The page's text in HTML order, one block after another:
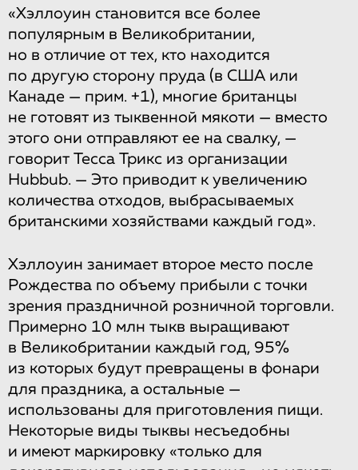
«Хэллоуин становится все более
популярным в Великобритании,
но в отличие от тех, кто находится
по другую сторону пруда (в США или
Канаде — прим. +1), многие британцы
не готовят из тыквенной мякоти — вместо
этого они отправляют ее на свалку, —
говорит Тесса Трикс из организации
Hubbub. — Это приводит к увеличению
количества отходов, выбрасываемых
британскими хозяйствами каждый год».
Хэллоуин занимает второе место после
Рождества по объему прибыли с точки
зрения праздничной розничной торговли.
Примерно 10 млн тыкв выращивают
в Великобритании каждый год, 95%
из которых будут превращены в фонари
для праздника, а остальные —
использованы для приготовления пищи.
Некоторые виды тыквы несъедобны
и имеют маркировку «только для